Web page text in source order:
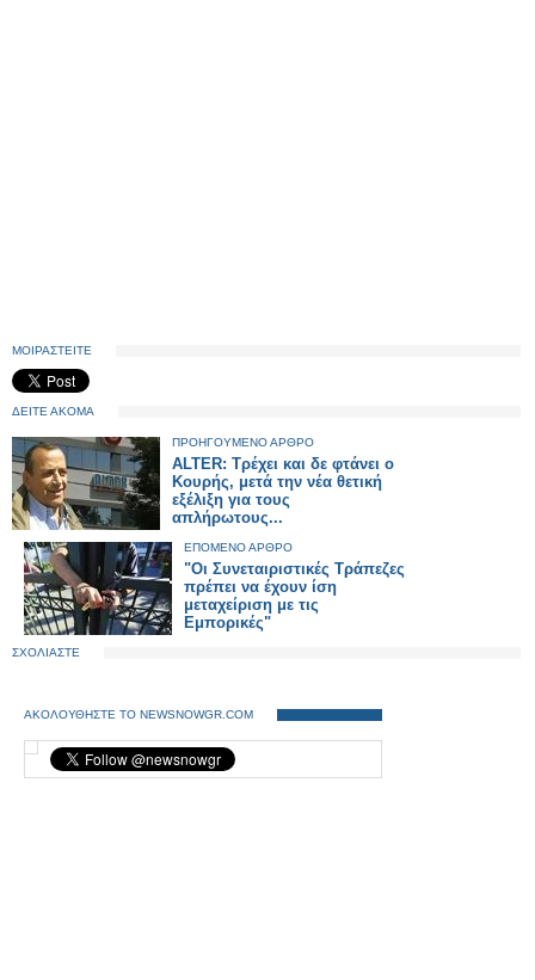
ΜΟΙΡΑΣΤΕΙΤΕ
ΔΕΙΤΕ ΑΚΟΜΑ
ΠΡΟΗΓΟΥΜΕΝΟ ΑΡΘΡΟ
ALTER: Τρέχει και δε φτάνει ο
Κουρής, μετά την νέα θετική
εξέλιξη για τους
απλήρωτους...
ΕΠΟΜΕΝΟ ΑΡΘΡΟ
"Οι Συνεταιριστικές Τράπεζες
πρέπει να έχουν ίση
μεταχείριση με τις
Εμπορικές"
ΣΧΟΛΙΑΣΤΕ
ΑΚΟΛΟΥΘΗΣΤΕ ΤΟ NEWSNOWGR.COM